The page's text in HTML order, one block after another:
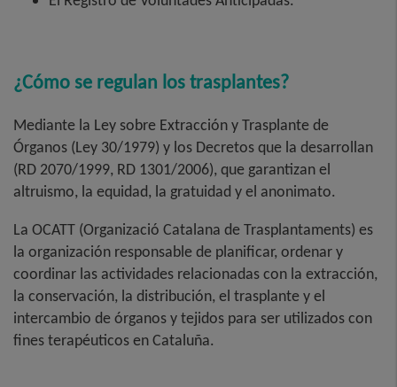
¿Cómo se regulan los trasplantes?
Mediante la Ley sobre Extracción y Trasplante de
Órganos (Ley 30/1979) y los Decretos que la desarrollan
(RD 2070/1999, RD 1301/2006), que garantizan el
altruismo, la equidad, la gratuidad y el anonimato.
La OCATT (Organizació Catalana de Trasplantaments) es
la organización responsable de planificar, ordenar y
coordinar las actividades relacionadas con la extracción,
la conservación, la distribución, el trasplante y el
intercambio de órganos y tejidos para ser utilizados con
fines terapéuticos en Cataluña.